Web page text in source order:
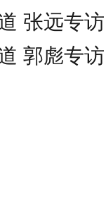
张远专访
郭彪专访